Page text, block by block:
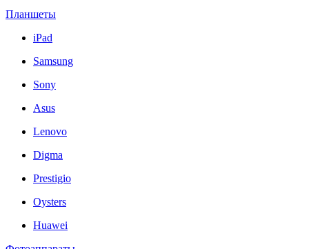
Планшеты
iPad
Samsung
Sony
Asus
Lenovo
Digma
Prestigio
Oysters
Huawei